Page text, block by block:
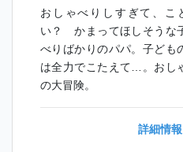
おしゃべりしすぎて、こ
い？ かまってほしそうな
べりばかりのパパ。子ども
は全力でこたえて…。おし
の大冒険。
詳細情